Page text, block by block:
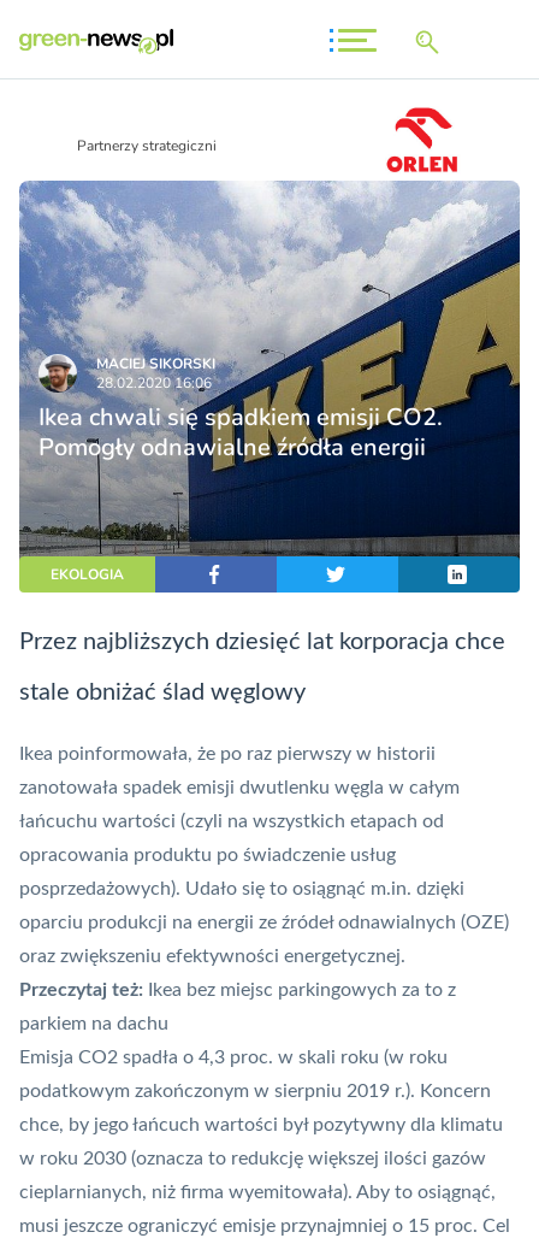
Partnerzy strategiczni
MACIEJ SIKORSKI
28.02.2020 16:06
Ikea chwali się spadkiem emisji CO2.
Pomogły odnawialne źródła energii
EKOLOGIA
Przez najbliższych dziesięć lat korporacja chce
stale obniżać ślad węglowy
Ikea poinformowała, że po raz pierwszy w historii
zanotowała spadek emisji dwutlenku węgla w całym
łańcuchu wartości (czyli na wszystkich etapach od
opracowania produktu po świadczenie usług
posprzedażowych). Udało się to osiągnąć m.in. dzięki
oparciu produkcji na energii ze źródeł odnawialnych (OZE)
oraz zwiększeniu efektywności energetycznej.
Przeczytaj też:
Ikea bez miejsc parkingowych za to z
parkiem na dachu
Emisja CO2 spadła o 4,3 proc. w skali roku (w roku
podatkowym zakończonym w sierpniu 2019 r.). Koncern
chce, by jego łańcuch wartości był pozytywny dla klimatu
w roku 2030 (oznacza to redukcję większej ilości gazów
cieplarnianych, niż firma wyemitowała). Aby to osiągnąć,
musi jeszcze ograniczyć emisje przynajmniej o 15 proc. Cel